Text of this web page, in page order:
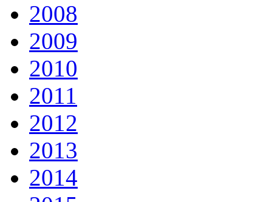
2008
2009
2010
2011
2012
2013
2014